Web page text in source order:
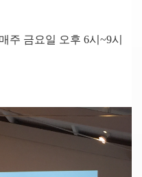
주 금요일 오후 6시 ~9시